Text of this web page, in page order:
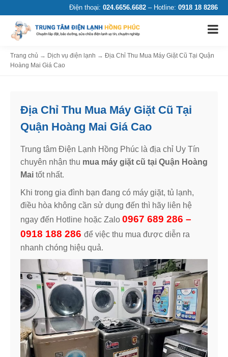
Điện thoại: 024.6656.6682 – Hotline: 0918 18 8286
Trang chủ → Dịch vụ điện lạnh → Địa Chỉ Thu Mua Máy Giặt Cũ Tại Quận
Hoàng Mai Giá Cao
Địa Chỉ Thu Mua Máy Giặt Cũ Tại
Quận Hoàng Mai Giá Cao
Trung tâm Điện Lạnh Hồng Phúc là địa chỉ Uy Tín
chuyên nhận thu mua máy giặt cũ tại Quận Hoàng
Mai tốt nhất.
Khi trong gia đình bạn đang có máy giặt, tủ lạnh,
điều hòa không cần sử dụng đến thì hãy liên hệ
ngay đến Hotline hoặc Zalo 0967 689 286 –
0918 188 286 để việc thu mua được diễn ra
nhanh chóng hiệu quả.